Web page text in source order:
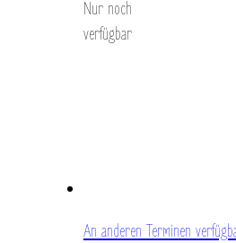
Nur noch
verfügbar
An anderen Terminen